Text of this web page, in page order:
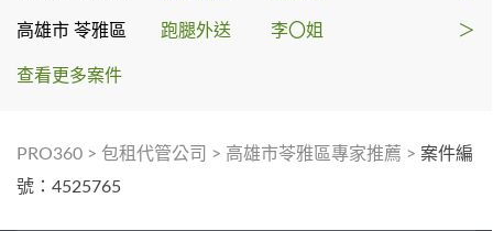
高雄市 苓雅區 跑腿外送 李〇姐 ＞
查看更多案件
PRO360 > 包租代管公司 > 高雄市苓雅區專家推薦 > 案件編
號：4525765